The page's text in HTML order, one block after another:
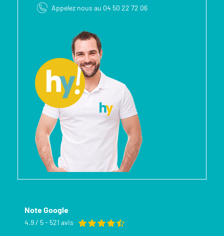
Appelez nous au 04 50 22 72 06
Note Google
4.9 / 5 - 521 avis